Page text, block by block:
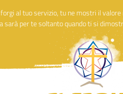
forgi al tuo servizio, tu ne mostri il
sarà per te soltanto quando ti si